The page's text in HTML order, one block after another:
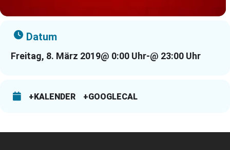
Datum
Freitag, 8. März 2019@ 0:00 Uhr-@ 23:00 Uhr
+KALENDER +GOOGLECAL